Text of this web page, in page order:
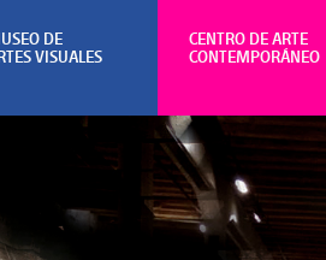
CENTRO DE ARTE
CONTEMPORÁNEO
DE
VISUALES